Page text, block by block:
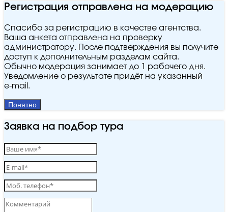
Регистрация отправлена на модерацию
Спасибо за регистрацию в качестве агентства.
Ваша анкета отправлена на проверку
администратору. После подтверждения вы получите
доступ к дополнительным разделам сайта.
Обычно модерация занимает до 1 рабочего дня.
Уведомление о результате придёт на указанный
e‑mail.
Понятно
Заявка на подбор тура